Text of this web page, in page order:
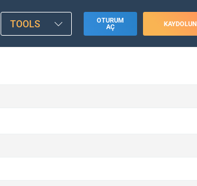
TOOLS
OTURUM
AÇ
KAYDOLUN